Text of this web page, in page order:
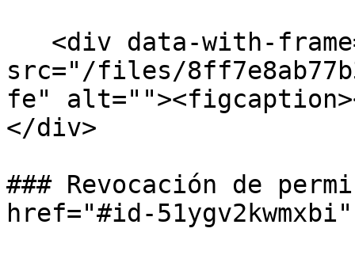
src="/files/
fe"
</div>
### Revocación de
href="#id-